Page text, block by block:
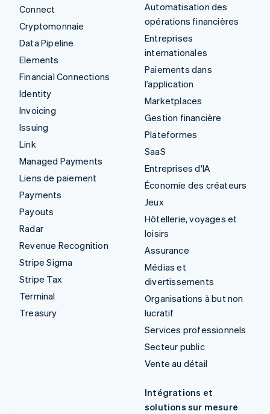
Connect
Cryptomonnaie
Data Pipeline
Elements
Financial Connections
Identity
Invoicing
Issuing
Link
Managed Payments
Liens de paiement
Payments
Payouts
Radar
Revenue Recognition
Stripe Sigma
Stripe Tax
Terminal
Treasury
Automatisation des
opérations financières
Entreprises
internationales
Paiements dans
l’application
Marketplaces
Gestion financière
Plateformes
SaaS
Entreprises d'IA
Économie des créateurs
Jeux
Hôtellerie, voyages et
loisirs
Assurance
Médias et
divertissements
Organisations à but non
lucratif
Services professionnels
Secteur public
Vente au détail
Intégrations et
solutions sur mesure